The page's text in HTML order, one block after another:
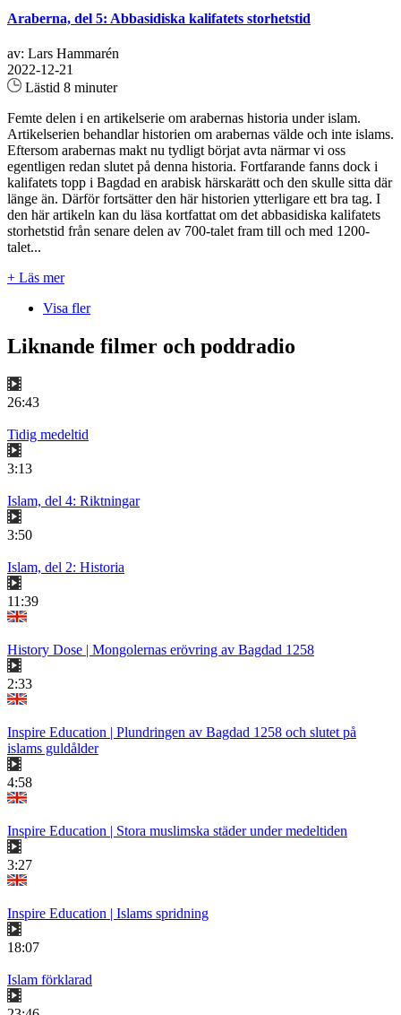
Araberna, del 5: Abbasidiska kalifatets storhetstid
av: Lars Hammarén
2022-12-21
Lästid 8 minuter
Femte delen i en artikelserie om arabernas historia under islam.
Artikelserien behandlar historien om arabernas välde och inte islams.
Eftersom arabernas makt nu tydligt börjat avta närmar vi oss
egentligen redan slutet på denna historia. Fortfarande fanns dock i
kalifatets topp i Bagdad en arabisk härskarätt och den skulle sitta där
länge än. Därför fortsätter den här historien ytterligare ett bra tag. I
den här artikeln kan du läsa kortfattat om det abbasidiska kalifatets
storhetstid från senare delen av 700-talet fram till och med 1200-
talet...
+ Läs mer
Visa fler
Liknande filmer och poddradio
26:43
Tidig medeltid
3:13
Islam, del 4: Riktningar
3:50
Islam, del 2: Historia
11:39
History Dose | Mongolernas erövring av Bagdad 1258
2:33
Inspire Education | Plundringen av Bagdad 1258 och slutet på
islams guldålder
4:58
Inspire Education | Stora muslimska städer under medeltiden
3:27
Inspire Education | Islams spridning
18:07
Islam förklarad